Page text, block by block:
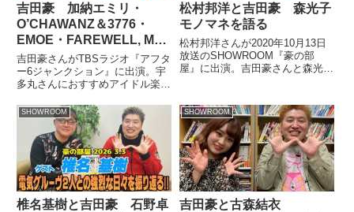
吉田豪 加納エミリ・
O’CHAWANZ＆3776・
EMOE・FAREWELL, MY
L.u.vを語る
吉田豪さんがTBSラジオ『アフタ
ー6ジャンクション』に出演。宇
多丸さんにおすすめアイドル楽曲
meets 3776、EMOE、
FAREWELL, MY L.u.vを紹介して
いました。（宇多丸）ということ
で...
松村邦洋と吉田豪 森光子
モノマネを語る
松村邦洋さんが2020年10月13日
放送のSHOWROOM『豪の部
屋』に出演。吉田豪さんと森光子
豪の部屋 」?ご視聴ありがとうご
ざいました?@WORLDJAPAN豪
さんも大爆...
SHOWROOM
椎名基樹と吉田豪 石野卓
SHOWROOM
吉田豪と古森結衣